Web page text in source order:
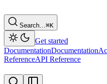
Search…⌘K
Get started
DocumentationDocumentation
ReferenceAPI Reference